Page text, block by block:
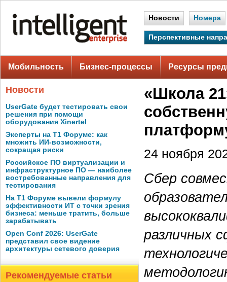
Новости Номера
Перспективные
Мобильность Бизнес-процессы Ресурсы
Новости
UserGate будет тестировать свои
решения при помощи
оборудования Xinertel
Эксперты на Т1 Форуме: как
множить ИИ-возможности,
сокращая риски
Российское ПО виртуализации и
инфраструктурное ПО — наиболее
востребованные направления для
тестирования
На Т1 Форуме вывели формулу
эффективности ИТ с точки зрения
бизнеса: меньше тратить, больше
зарабатывать
Open Conf 2026: UserGate
представил свое видение
архитектуры сетевого доверия
Рекомендуемые статьи
«Школа
24 ноября
Сбер
различных